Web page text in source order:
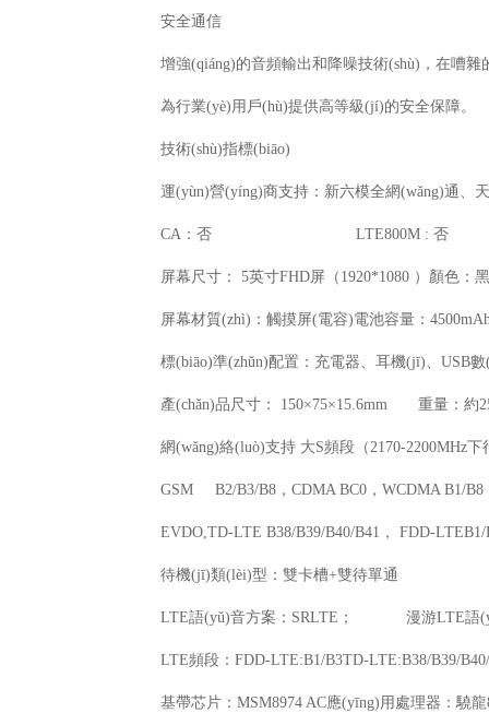
安全通信
增強(qiáng)的音頻輸出和降噪技術(shù)，在嘈
為行業(yè)用戶(hù)提供高等級(jí)的安全保障。
技術(shù)指標(biāo)
運(yùn)營(yíng)商支持：新六模全網(wǎng)通、
CA：否LTE800M : 否
屏幕尺寸： 5英寸FHD屏（ 1920*1080 ）顏色：黑
屏幕材質(zhì)：觸摸屏(電容)電池容量：
標(biāo)準(zhǔn)配置：充電器、耳機(jī)、 USB數
產(chǎn)品尺寸： 150×75×15.6mm 重量：約
網(wǎng)絡(luò)支持 大S頻段（2170-2200MHz下
GSM B2/B3/B8， CDMA BC0， WCDMA B1/B8
EVDO,TD-LTE B38/B39/B40/B41 ， FDD-LTEB1/
待機(jī)類(lèi)型： 雙卡槽+雙待單通
LTE語(yǔ)音方案： SRLTE ； 漫游LTE語
LTE頻段： FDD-LTE:B1/B3TD-LTE:B38/B39/
基帶芯片： MSM8974 AC應(yīng)用處理器：驍龍